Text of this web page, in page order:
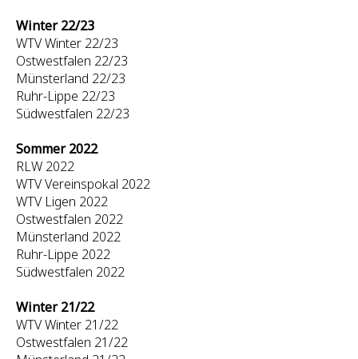
Winter 22/23
WTV Winter 22/23
Ostwestfalen 22/23
Münsterland 22/23
Ruhr-Lippe 22/23
Südwestfalen 22/23
Sommer 2022
RLW 2022
WTV Vereinspokal 2022
WTV Ligen 2022
Ostwestfalen 2022
Münsterland 2022
Ruhr-Lippe 2022
Südwestfalen 2022
Winter 21/22
WTV Winter 21/22
Ostwestfalen 21/22